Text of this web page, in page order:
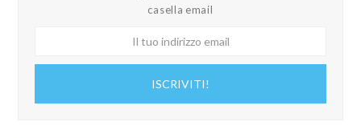
casella email
ISCRIVITI!